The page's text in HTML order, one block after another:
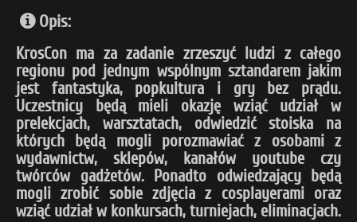
Opis:
KrosCon ma za zadanie zrzeszyć ludzi z całego
regionu pod jednym wspólnym sztandarem jakim
jest fantastyka, popkultura i gry bez prądu.
Uczestnicy będą mieli okazję wziąć udział w
prelekcjach, warsztatach, odwiedzić stoiska na
których będą mogli porozmawiać z osobami z
wydawnictw, sklepów, kanałów youtube czy
twórców gadżetów. Ponadto odwiedzający będą
mogli zrobić sobie zdjęcia z cosplayerami oraz
wziąć udział w konkursach, turniejach, eliminacjach.